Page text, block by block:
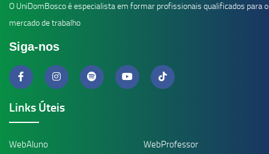
O UniDomBosco é especialista em formar profissionais qualificados para o
mercado de trabalho
Siga-nos
Links Úteis
WebAluno
WebProfessor